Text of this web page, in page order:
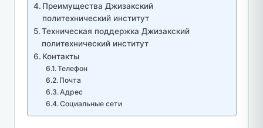
Преимущества Джизакский
политехнический институт
Техническая поддержка Джизакский
политехнический институт
Контакты
Телефон
Почта
Адрес
Социальные сети